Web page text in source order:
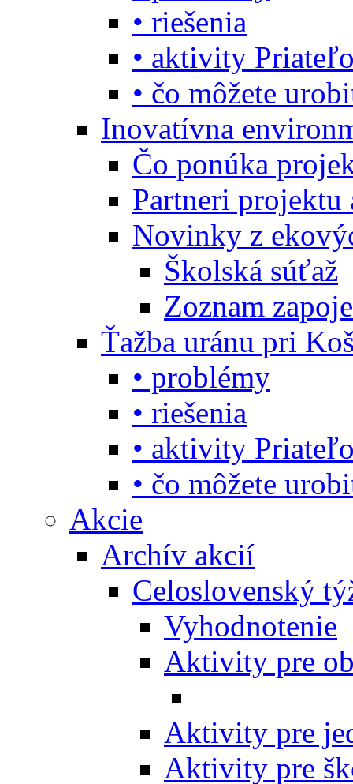
• riešenia
• aktivity
• čo môžete
Inovatívna
Čo ponúka
Partneri projektu
Novinky z
Školská súťaž
Zoznam
Ťažba uránu pri
• problémy
• riešenia
• aktivity
• čo môžete
Akcie
Archív akcií
Celoslovenský
Vyhodnotenie
Aktivity pre
Aktivity pre
Aktivity pre